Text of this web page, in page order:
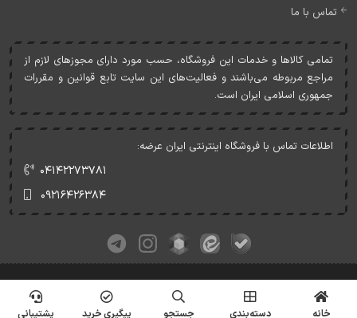
تماس با ما
تمامی کالاها و خدمات اين فروشگاه، حسب مورد دارای مجوزهای لازم از
مراجع مربوطه می‌باشند و فعاليت‌های اين سايت تابع قوانين و مقررات
جمهوری اسلامی ايران است.
اطلاعات تماس با فروشگاه اینترنتی ایران عرضه:
۰۴۱۴۲۲۷۳۷۸۱
۰۹۲۱۶۴۲۶۳۸۴
خانه دسته‌بندی جستجو پیگیری خرید پشتیبانی